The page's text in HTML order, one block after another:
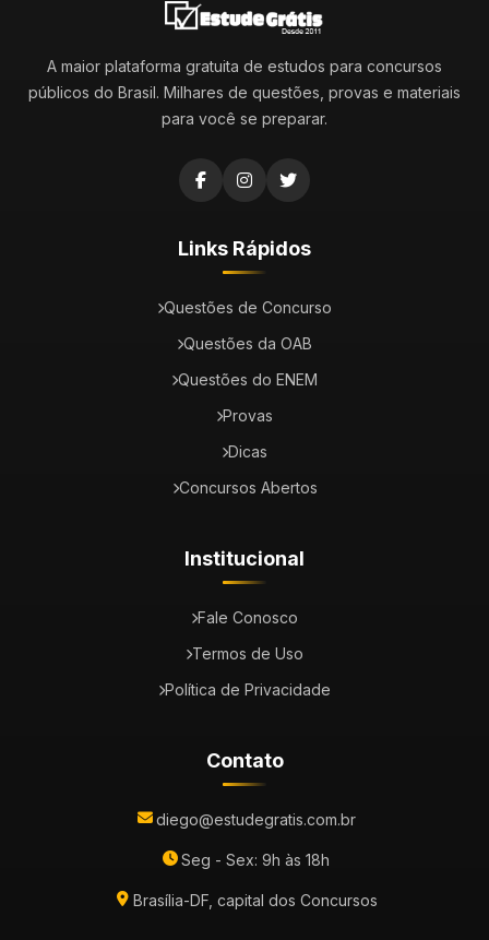
A maior plataforma gratuita de estudos para concursos
públicos do Brasil. Milhares de questões, provas e materiais
para você se preparar.
Links Rápidos
Questões de Concurso
Questões da OAB
Questões do ENEM
Provas
Dicas
Concursos Abertos
Institucional
Fale Conosco
Termos de Uso
Política de Privacidade
Contato
diego@estudegratis.com.br
Seg - Sex: 9h às 18h
Brasília-DF, capital dos Concursos